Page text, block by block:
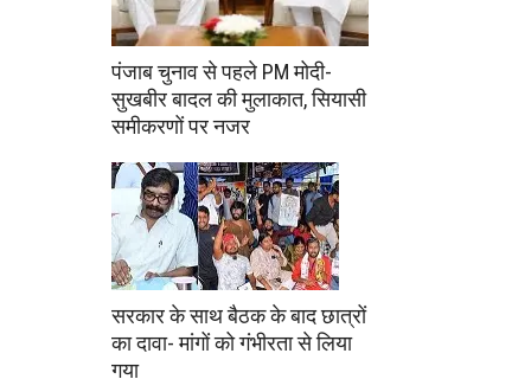
पंजाब चुनाव से पहले PM मोदी-
सुखबीर बादल की मुलाकात, सियासी
समीकरणों पर नजर
सरकार के साथ बैठक के बाद छात्रों
का दावा- मांगों को गंभीरता से लिया
गया